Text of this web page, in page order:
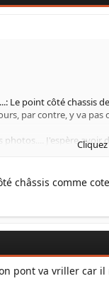
Le point côté chassis
par contre, y va
J'espère avoir
châssis comme
pont va vriller